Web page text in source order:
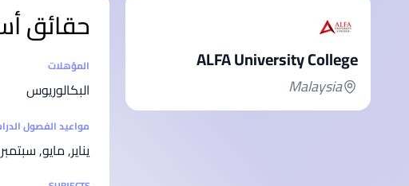
ALFA University College
Malaysia
حقائق
إحصائيات
المؤهلات
البكالوريوس
مواعيد الفصول
يناير, مايو, سبتمبر